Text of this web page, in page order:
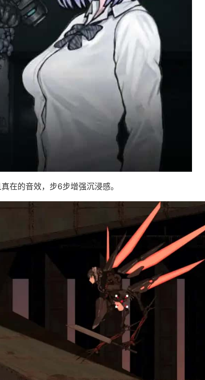
在的音效，步6步增强沉浸感。